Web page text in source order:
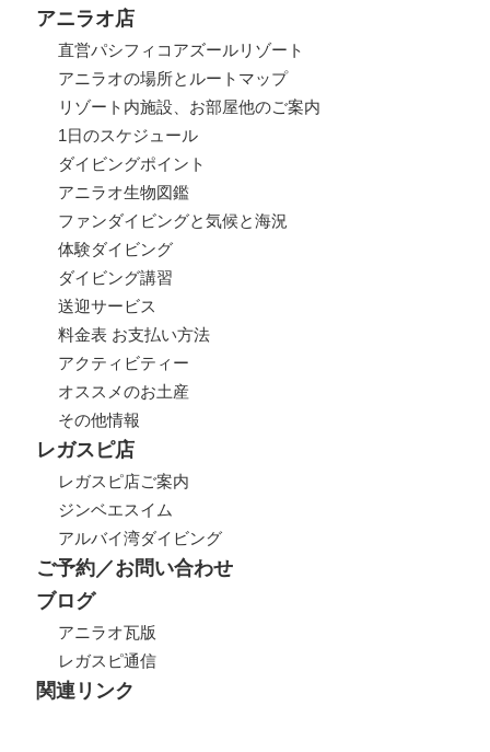
アニラオ店
直営パシフィコアズールリゾート
アニラオの場所とルートマップ
リゾート内施設、お部屋他のご案内
1日のスケジュール
ダイビングポイント
アニラオ生物図鑑
ファンダイビングと気候と海況
体験ダイビング
ダイビング講習
送迎サービス
料金表 お支払い方法
アクティビティー
オススメのお土産
その他情報
レガスピ店
レガスピ店ご案内
ジンベエスイム
アルバイ湾ダイビング
ご予約／お問い合わせ
ブログ
アニラオ瓦版
レガスピ通信
関連リンク